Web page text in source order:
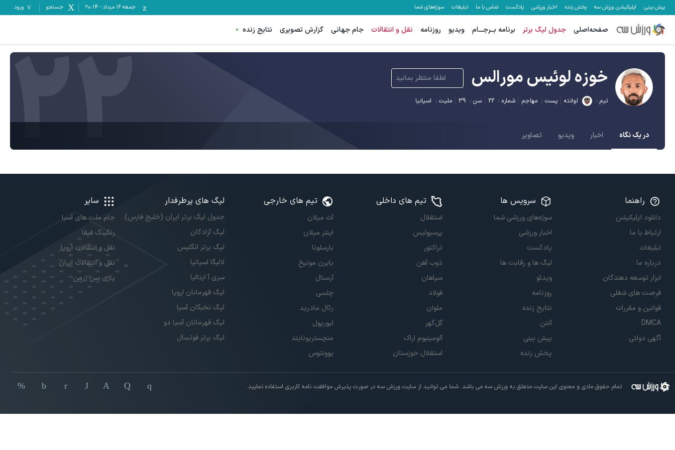
پیش بینی اپلیکیشن ورزش سه پخش زنده اخبار ورزشی پادکست تماس با ما تبلیغات سوژه‌های شما جمعه ۱۶ مرداد -
20:14 جستجو ورود
صفحه‌اصلی جدول لیگ برتر برنامه بــرجـــام ویدیو روزنامه نقل و انتقالات جام جهانی گزارش تصویری نتایج زنده
خوزه لوئیس مورالس لطفا منتظر بمانید
تیم : لوانته پست : مهاجم شماره : 22 سن : 39 ملیت : اسپانیا 22 در یک نگاه اخبار ویدیو تصاویر
راهنما
دانلود اپلیکیشن
ارتباط با ما
تبلیغات
درباره ما
ابزار توسعه دهندگان
فرصت های شغلی
قوانین و مقررات
DMCA
آگهی دولتی
سرویس ها
سوژه‌های ورزشی شما
اخبار ورزشی
پادکست
لیگ ها و رقابت ها
ویدئو
روزنامه
نتایج زنده
آنتن
پیش بینی
پخش زنده
تیم های داخلی
استقلال
پرسپولیس
تراکتور
ذوب آهن
سپاهان
فولاد
ملوان
گل‌گهر
آلومینیوم اراک
استقلال خوزستان
تیم های خارجی
آث میلان
اینتر میلان
بارسلونا
بایرن مونیخ
آرسنال
چلسی
رئال مادرید
لیورپول
منچستریونایتد
یوونتوس
لیگ های پرطرفدار
جدول لیگ برتر ایران (خلیج فارس)
لیگ آزادگان
لیگ برتر انگلیس
لالیگا اسپانیا
سری آ ایتالیا
لیگ قهرمانان اروپا
لیگ نخبگان آسیا
لیگ قهرمانان آسیا دو
لیگ برتر فوتسال
سایر
جام ملت های آسیا
رنکینگ فیفا
نقل و انتقالات اروپا
نقل و انتقالات ایران
پاری سن ژرمن
تمام حقوق مادی و معنوی این سایت متعلق به ورزش سه می باشد. شما می توانید از سایت ورزش سه در صورت پذیرش موافقت نامه کاربری استفاده نمایید.